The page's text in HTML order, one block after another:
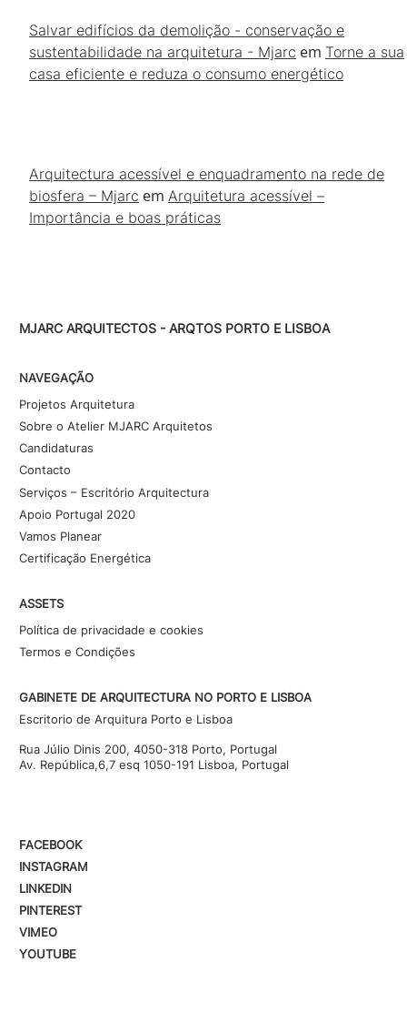
Salvar edifícios da demolição - conservação e
sustentabilidade na arquitetura - Mjarc em Torne a sua
casa eficiente e reduza o consumo energético
Arquitectura acessível e enquadramento na rede de
biosfera – Mjarc em Arquitetura acessível –
Importância e boas práticas
MJARC ARQUITECTOS - ARQTOS PORTO E LISBOA
NAVEGAÇÃO
Projetos Arquitetura
Sobre o Atelier MJARC Arquitetos
Candidaturas
Contacto
Serviços – Escritório Arquitectura
Apoio Portugal 2020
Vamos Planear
Certificação Energética
ASSETS
Política de privacidade e cookies
Termos e Condições
GABINETE DE ARQUITECTURA NO PORTO E LISBOA
Escritorio de Arquitura Porto e Lisboa
Rua Júlio Dinis 200, 4050-318 Porto, Portugal
Av. República,6,7 esq 1050-191 Lisboa, Portugal
FACEBOOK
INSTAGRAM
LINKEDIN
PINTEREST
VIMEO
YOUTUBE